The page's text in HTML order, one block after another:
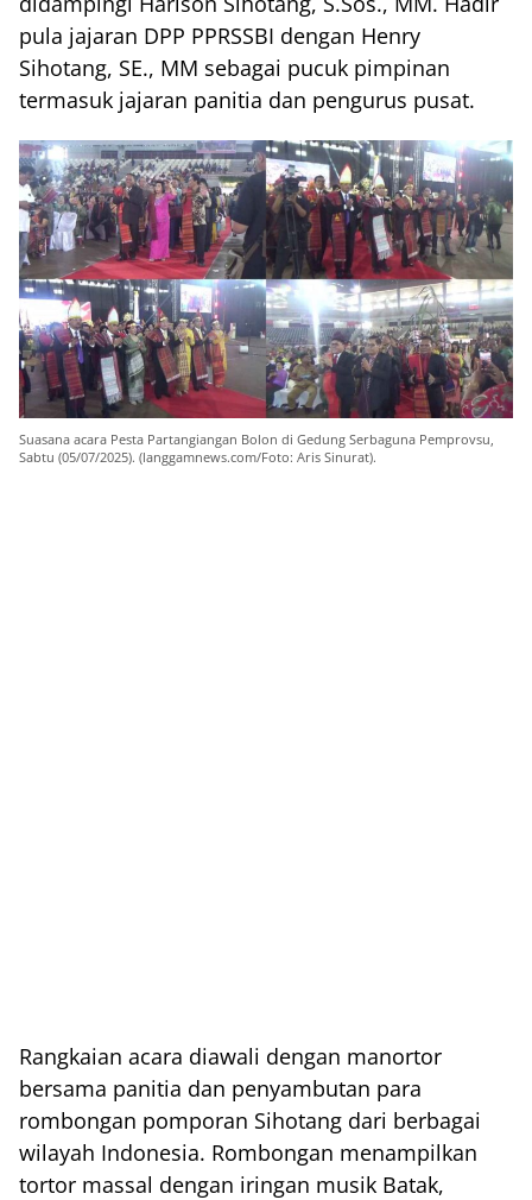
pula jajaran DPP PPRSSBI dengan Henry
Sihotang, SE., MM sebagai pucuk pimpinan
termasuk jajaran panitia dan pengurus pusat.
Suasana acara Pesta Partangiangan Bolon di Gedung Serbaguna Pemprovsu,
Sabtu (05/07/2025). (langgamnews.com/Foto: Aris Sinurat).
Rangkaian acara diawali dengan manortor
bersama panitia dan penyambutan para
rombongan pomporan Sihotang dari berbagai
wilayah Indonesia. Rombongan menampilkan
tortor massal dengan iringan musik Batak,